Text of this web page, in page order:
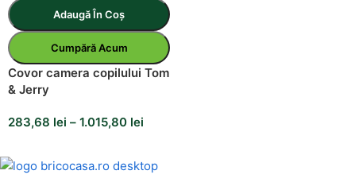
Adaugă În Coș
Cumpără Acum
Covor camera copilului Tom
& Jerry
283,68 lei – 1.015,80 lei